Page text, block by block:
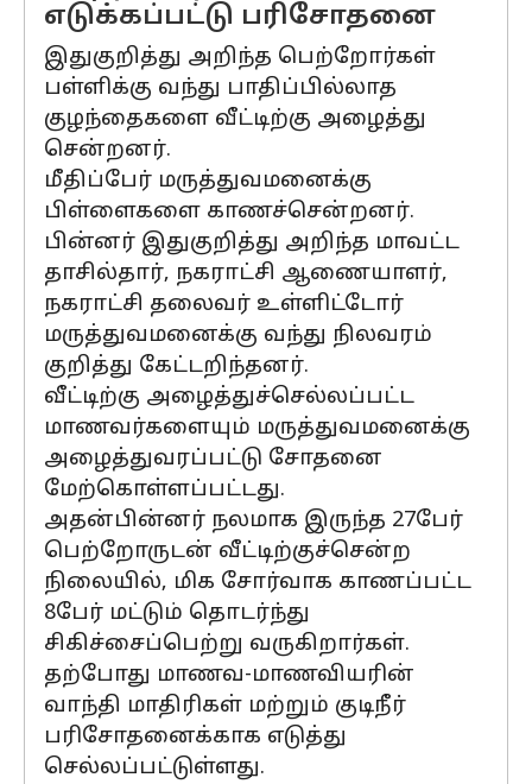
எடுக்கப்பட்டு பரிசோதனை
இதுகுறித்து அறிந்த பெற்றோர்கள்
பள்ளிக்கு வந்து பாதிப்பில்லாத
குழந்தைகளை வீட்டிற்கு அழைத்து
சென்றனர்.
மீதிப்பேர் மருத்துவமனைக்கு
பிள்ளைகளை காணச்சென்றனர்.
பின்னர் இதுகுறித்து அறிந்த மாவட்ட
தாசில்தார், நகராட்சி ஆணையாளர்,
நகராட்சி தலைவர் உள்ளிட்டோர்
மருத்துவமனைக்கு வந்து நிலவரம்
குறித்து கேட்டறிந்தனர்.
வீட்டிற்கு அழைத்துச்செல்லப்பட்ட
மாணவர்களையும் மருத்துவமனைக்கு
அழைத்துவரப்பட்டு சோதனை
மேற்கொள்ளப்பட்டது.
அதன்பின்னர் நலமாக இருந்த 27பேர்
பெற்றோருடன் வீட்டிற்குச்சென்ற
நிலையில், மிக சோர்வாக காணப்பட்ட
8பேர் மட்டும் தொடர்ந்து
சிகிச்சைப்பெற்று வருகிறார்கள்.
தற்போது மாணவ-மாணவியரின்
வாந்தி மாதிரிகள் மற்றும் குடிநீர்
பரிசோதனைக்காக எடுத்து
செல்லப்பட்டுள்ளது.